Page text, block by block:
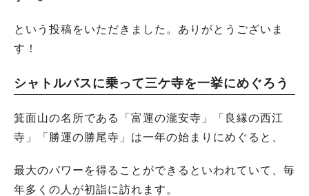
という投稿をいただきました。ありがとうございま
す！
シャトルバスに乗って三ケ寺を一挙にめぐろう
箕面山の名所である「富運の瀧安寺」「良縁の西江
寺」「勝運の勝尾寺」は一年の始まりにめぐると、
最大のパワーを得ることができるといわれていて、毎
年多くの人が初詣に訪れます。